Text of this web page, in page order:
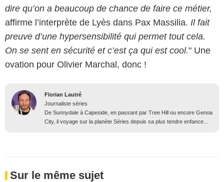
dire qu’on a beaucoup de chance de faire ce métier,
affirme l’interprète de Lyès dans Pax Massilia. Il fait
preuve d’une hypersensibilité qui permet tout cela.
On se sent en sécurité et c’est ça qui est cool." Une
ovation pour Olivier Marchal, donc !
Florian Lautré
Journaliste séries
De Sunnydale à Capeside, en passant par Tree Hill ou encore Genoa
City, il voyage sur la planète Séries depuis sa plus tendre enfance...
Sur le même sujet